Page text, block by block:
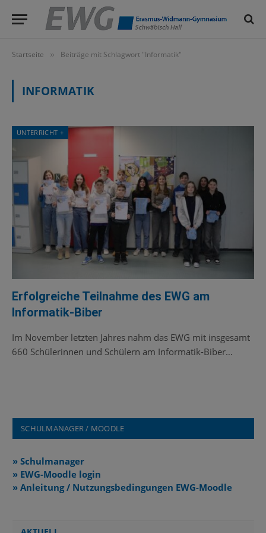
Startseite » Beiträge mit Schlagwort "Informatik"
INFORMATIK
UNTERRICHT +
Erfolgreiche Teilnahme des EWG am
Informatik-Biber
Im November letzten Jahres nahm das EWG mit insgesamt
660 Schülerinnen und Schülern am Informatik-Biber…
SCHULMANAGER / MOODLE
» Schulmanager
» EWG-Moodle login
» Anleitung / Nutzungsbedingungen EWG-Moodle